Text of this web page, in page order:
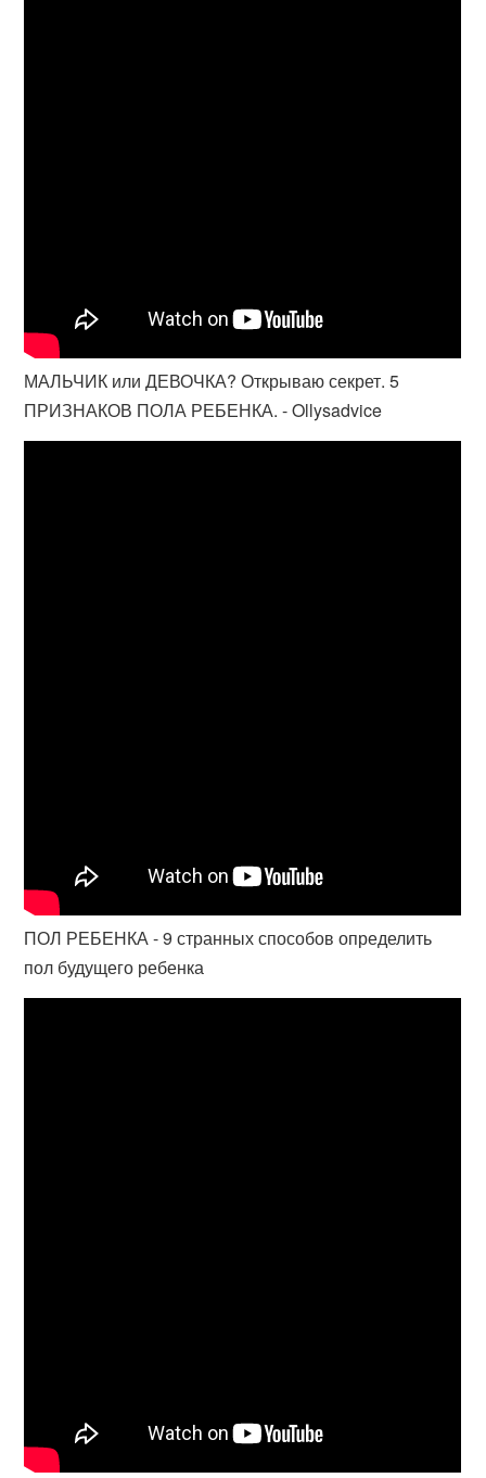
МАЛЬЧИК или ДЕВОЧКА? Открываю секрет. 5
ПРИЗНАКОВ ПОЛА РЕБЕНКА. - Ollysadvice
ПОЛ РЕБЕНКА - 9 странных способов определить
пол будущего ребенка